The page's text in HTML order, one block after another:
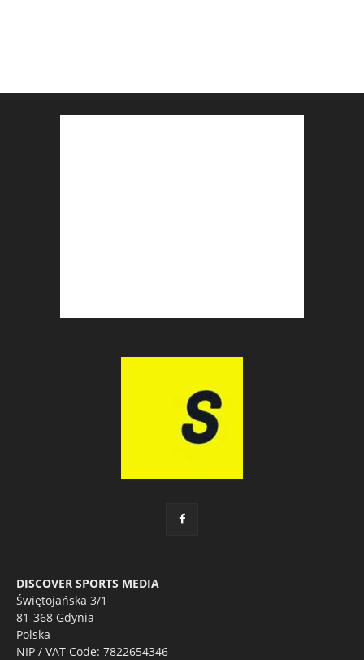
DISCOVER SPORTS MEDIA
Świętojańska 3/1
81-368 Gdynia
Polska
NIP / VAT Code: 7822654346